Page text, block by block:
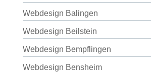
Webdesign Balingen
Webdesign Beilstein
Webdesign Bempflingen
Webdesign Bensheim